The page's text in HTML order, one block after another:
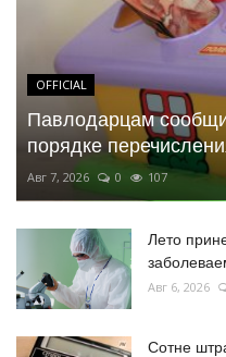
OFFICIAL
Павлодарцам
порядке
Авг 7, 2026 0 107
Лето
Авг 6, 2026
Сотне